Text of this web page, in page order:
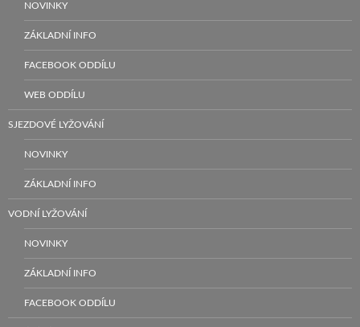
NOVINKY
ZÁKLADNÍ INFO
FACEBOOK ODDÍLU
WEB ODDÍLU
SJEZDOVÉ LYŽOVÁNÍ
NOVINKY
ZÁKLADNÍ INFO
VODNÍ LYŽOVÁNÍ
NOVINKY
ZÁKLADNÍ INFO
FACEBOOK ODDÍLU